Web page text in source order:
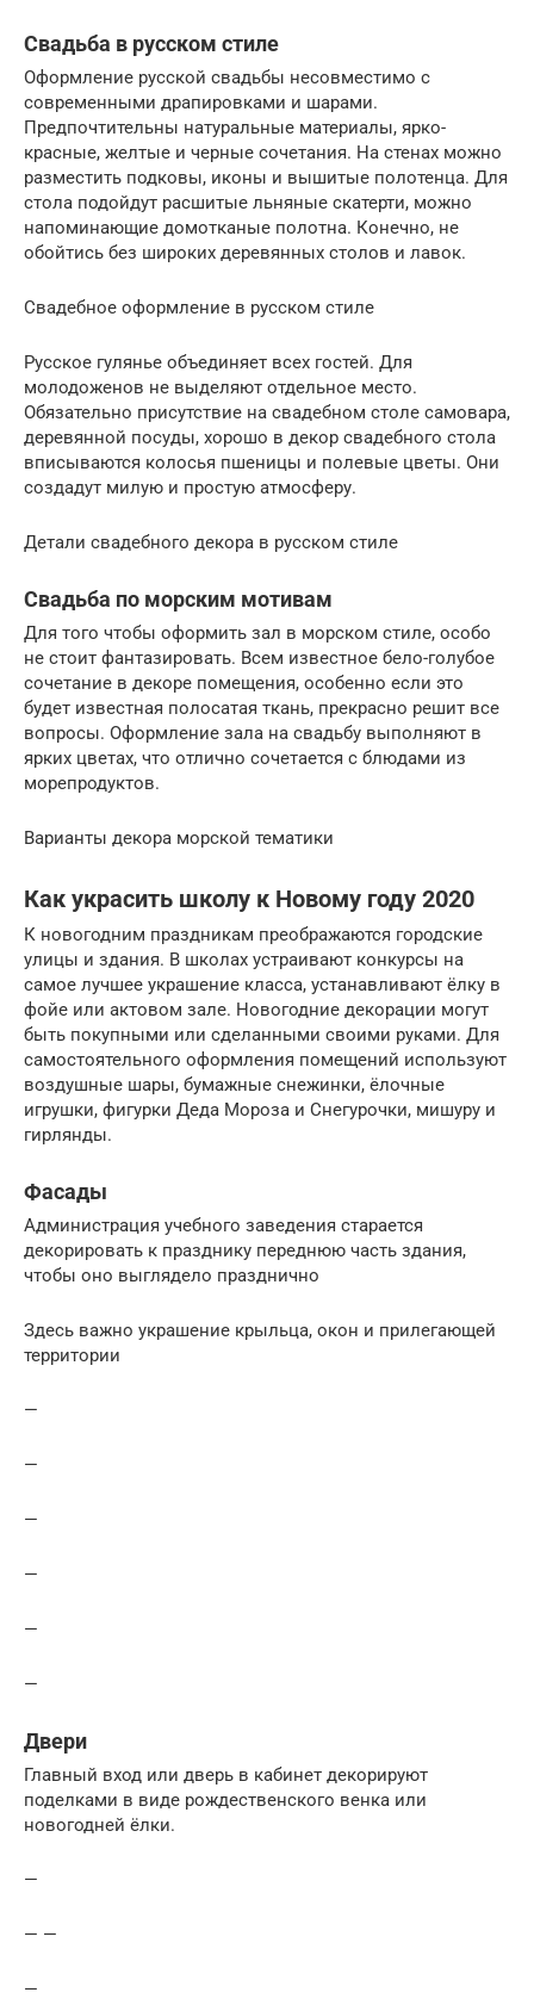
Свадьба в русском стиле
Оформление русской свадьбы несовместимо с
современными драпировками и шарами.
Предпочтительны натуральные материалы, ярко-
красные, желтые и черные сочетания. На стенах можно
разместить подковы, иконы и вышитые полотенца. Для
стола подойдут расшитые льняные скатерти, можно
напоминающие домотканые полотна. Конечно, не
обойтись без широких деревянных столов и лавок.
Свадебное оформление в русском стиле
Русское гулянье объединяет всех гостей. Для
молодоженов не выделяют отдельное место.
Обязательно присутствие на свадебном столе самовара,
деревянной посуды, хорошо в декор свадебного стола
вписываются колосья пшеницы и полевые цветы. Они
создадут милую и простую атмосферу.
Детали свадебного декора в русском стиле
Свадьба по морским мотивам
Для того чтобы оформить зал в морском стиле, особо
не стоит фантазировать. Всем известное бело-голубое
сочетание в декоре помещения, особенно если это
будет известная полосатая ткань, прекрасно решит все
вопросы. Оформление зала на свадьбу выполняют в
ярких цветах, что отлично сочетается с блюдами из
морепродуктов.
Варианты декора морской тематики
Как украсить школу к Новому году 2020
К новогодним праздникам преображаются городские
улицы и здания. В школах устраивают конкурсы на
самое лучшее украшение класса, устанавливают ёлку в
фойе или актовом зале. Новогодние декорации могут
быть покупными или сделанными своими руками. Для
самостоятельного оформления помещений используют
воздушные шары, бумажные снежинки, ёлочные
игрушки, фигурки Деда Мороза и Снегурочки, мишуру и
гирлянды.
Фасады
Администрация учебного заведения старается
декорировать к празднику переднюю часть здания,
чтобы оно выглядело празднично
Здесь важно украшение крыльца, окон и прилегающей
территории
—
—
—
—
—
—
Двери
Главный вход или дверь в кабинет декорируют
поделками в виде рождественского венка или
новогодней ёлки.
—
— —
—